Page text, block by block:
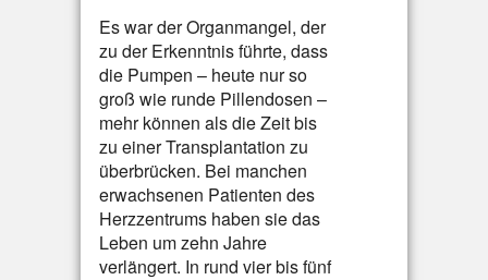
Es war der Organmangel, der
zu der Erkenntnis führte, dass
die Pumpen – heute nur so
groß wie runde Pillendosen –
mehr können als die Zeit bis
zu einer Transplantation zu
überbrücken. Bei manchen
erwachsenen Patienten des
Herzzentrums haben sie das
Leben um zehn Jahre
verlängert. In rund vier bis fünf